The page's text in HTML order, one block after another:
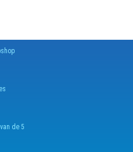
de 5